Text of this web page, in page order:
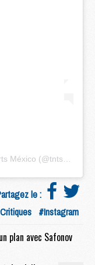
le :
#Instagram
plan avec Safonov